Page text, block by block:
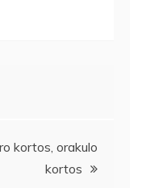
kortos, orakulo
kortos